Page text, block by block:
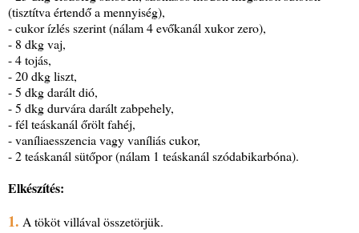
(tisztítva értendő a mennyiség),
- cukor ízlés szerint (nálam 4 evőkanál xukor zero),
- 8 dkg vaj,
- 4 tojás,
- 20 dkg liszt,
- 5 dkg darált dió,
- 5 dkg durvára darált zabpehely,
- fél teáskanál őrölt fahéj,
- vaníliaesszencia vagy vaníliás cukor,
- 2 teáskanál sütőpor (nálam 1 teáskanál szódabikarbóna).
Elkészítés:
1. A tököt villával összetörjük.